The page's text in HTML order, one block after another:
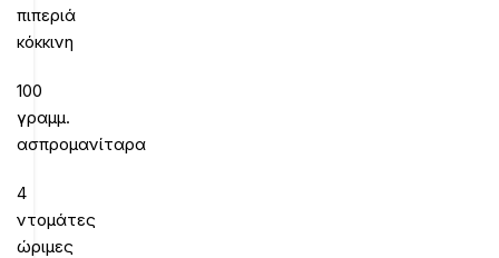
πιπεριά
κόκκινη
100
γραμμ.
ασπρομανίταρα
4
ντομάτες
ώριμες